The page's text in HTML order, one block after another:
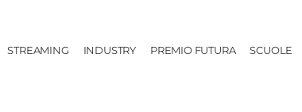
STREAMING INDUSTRY PREMIO FUTURA SCUOLE